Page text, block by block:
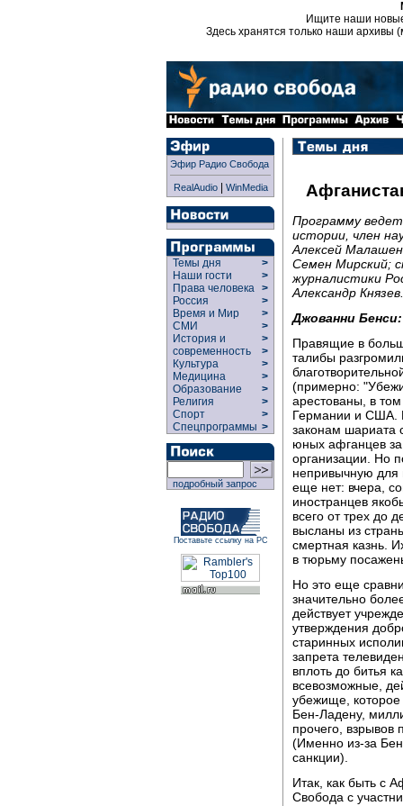
Ищите наши
Здесь хранятся только наши архивы
Эфир Радио Свобода
RealAudio| WinMedia
Темы дня
>
Наши гости
>
Права человека >
Россия
>
Время и Мир
>
СМИ
>
История и
современность
>
>
Культура
>
Медицина
>
Образование
>
Религия
>
Спорт
>
Спецпрограммы >
подробный запрос
Поставьте ссылку на РС
Программу
истории, член
Алексей
Семен Мирский;
журналистики
Александр Князев.
Джованни Бенси:
Правящие в
талибы
(примерно:
арестованы, в
Германии и США.
законам шариата
юных афганцев
организации. Но
непривычную для
еще нет: вчера,
иностранцев
всего от трех до
высланы из
смертная казнь.
в тюрьму
Но это еще
значительно
действует
утверждения
старинных
запрета
вплоть до битья
всевозможные,
убежище, которое
Бен-Ладену,
прочего, взрывов
(Именно из-за
санкции).
Итак, как быть с
Свобода с